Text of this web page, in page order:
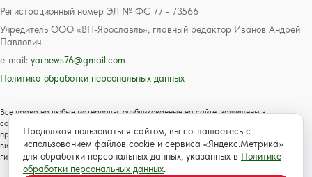
Регистрационный номер ЭЛ № ФС 77 - 73566
Учредитель ООО «ВН-Ярославль», главный редактор Иванов Андрей
Павлович
e-mail: yarnews76@gmail.com
Политика обработки персональных данных
Все права на любые материалы, опубликованные на сайте, защищены в
соответствии с российским и международным законодательством об авторском
праве и смежных правах. Любое использование текстовых, фото, аудио и
видеоматериалов возможно только с согласия правообладателя с обязательной
гиперссылкой на сайт https://www.yarnews.net; Для детей старше 16 лет.
Продолжая пользоваться сайтом, вы соглашаетесь с
использованием файлов cookie и сервиса «Яндекс.Метрика»
для обработки персональных данных, указанных в Политике
обработки персональных данных.